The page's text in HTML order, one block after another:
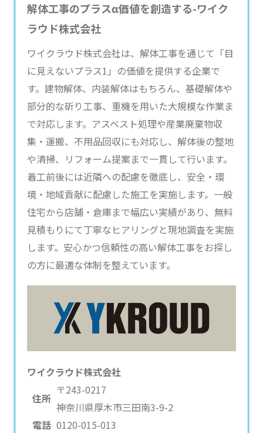
解体工事のプラスα価値を創造する-ワイク
ラウド株式会社
ワイクラウド株式会社は、 解体工事を通じて「目
に見えないプラス1」の価値を提供する企業で
す。建物解体、内装解体はもちろん、基礎解体や
部分的な斫り工事、重機を用いた大規模な作業ま
で対応します。アスベスト処理や産業廃棄物収
集・運搬、不用品回収にも対応し、解体後の整地
や清掃、リフォーム提案まで一貫して行います。
着工前後には近隣への配慮を徹底し、安全・環
境・地域貢献に配慮した施工を実施します。一般
住宅から店舗・倉庫まで幅広い実績があり、無料
見積もりにて丁寧なヒアリングと現地調査を実施
します。安心かつ信頼性の高い解体工事をお探し
の方に最適な体制を整えています。
ワイクラウド株式会社
住所
〒243-0217
神奈川県厚木市三田南3-9-2
電話 0120-015-013